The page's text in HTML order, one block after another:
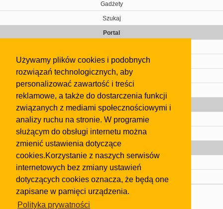
Używamy plików cookies i podobnych
rozwiązań technologicznych, aby
personalizować zawartość i treści
reklamowe, a także do dostarczenia funkcji
związanych z mediami społecznościowymi i
analizy ruchu na stronie. W programie
służącym do obsługi internetu można
zmienić ustawienia dotyczące
cookies.Korzystanie z naszych serwisów
internetowych bez zmiany ustawień
dotyczących cookies oznacza, że będą one
zapisane w pamięci urządzenia.
Polityka prywatności
Gadżety
Szukaj
Portal
Kontakt
Regulamin
Gazeta
Olkusz
Kontakt
Strefa dla biznesu
Biura nieruchomości
Dealerzy i autokomisy
Skontaktuj się z nami